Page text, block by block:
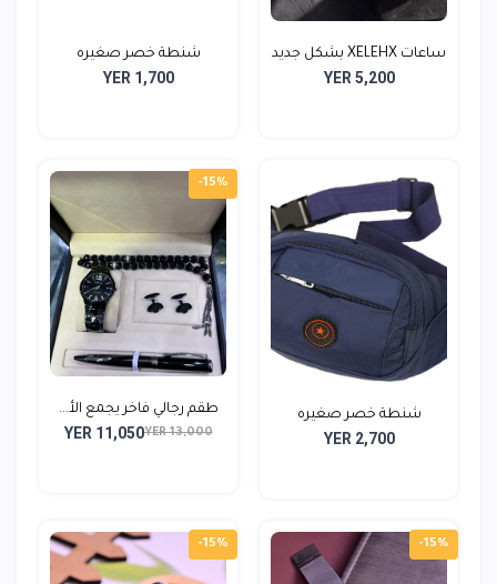
ساعات XELEHX بشكل جديد
YER 5,200
شنطة خصر صغيره
YER 1,700
شنطة خصر صغيره
YER 2,700
-15%
طقم رجالي فاخر يجمع الأ...
YER 13,000
YER 11,050
-15%
-15%